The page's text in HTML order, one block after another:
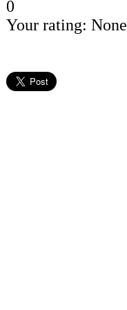
0
Your rating: None